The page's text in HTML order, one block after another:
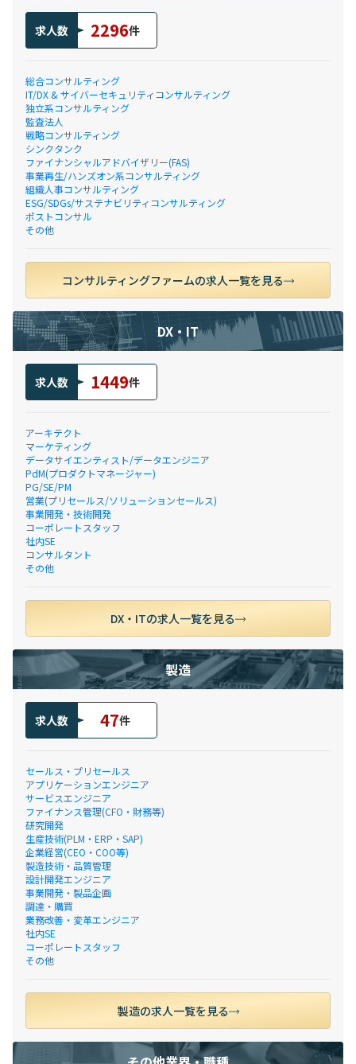
求人数 2296件
総合コンサルティング
IT/DX & サイバーセキュリティコンサルティング
独立系コンサルティング
監査法人
戦略コンサルティング
シンクタンク
ファイナンシャルアドバイザリー(FAS)
事業再生/ハンズオン系コンサルティング
組織人事コンサルティング
ESG/SDGs/サステナビリティコンサルティング
ポストコンサル
その他
コンサルティングファームの求人一覧を見る
DX・IT
求人数 1449件
アーキテクト
マーケティング
データサイエンティスト/データエンジニア
PdM(プロダクトマネージャー)
PG/SE/PM
営業(プリセールス/ソリューションセールス)
事業開発・技術開発
コーポレートスタッフ
社内SE
コンサルタント
その他
DX・ITの求人一覧を見る
製造
求人数 47件
セールス・プリセールス
アプリケーションエンジニア
サービスエンジニア
ファイナンス管理(CFO・財務等)
研究開発
生産技術(PLM・ERP・SAP)
企業経営(CEO・COO等)
製造技術・品質管理
設計開発エンジニア
事業開発・製品企画
調達・購買
業務改善・変革エンジニア
社内SE
コーポレートスタッフ
その他
製造の求人一覧を見る